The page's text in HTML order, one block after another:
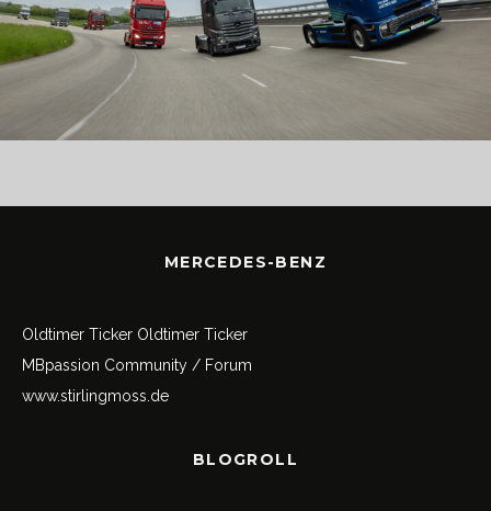
MERCEDES-BENZ
Oldtimer Ticker Oldtimer Ticker
MBpassion Community / Forum
www.stirlingmoss.de
BLOGROLL